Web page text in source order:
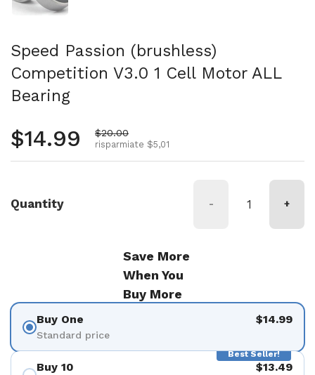
Speed Passion (brushless)
Competition V3.0 1 Cell Motor ALL
Bearing
Prezzo normale
$14.99 Prezzo di vendita
$20.00
risparmiate $5,01
Quantity - +
Save More
When You
Buy More
Buy One
Standard price
$14.99
Best Seller!
Buy 10 $13.49